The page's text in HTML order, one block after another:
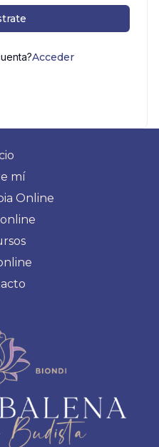
Acceder
mí
Online